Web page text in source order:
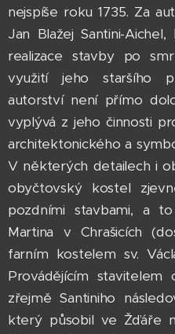
nejspíše roku 1735. Za
Jan Blažej Santini-
realizace stavby po
využití jeho staršího
autorství není přímo
vyplývá z jeho činnosti
architektonického a
V některých detailech i
obyčtovský kostel
pozdními stavbami, a
Martina v Chrašicích
farním kostelem sv.
Provádějícím
zřejmě Santiniho
který působil ve Žďáře